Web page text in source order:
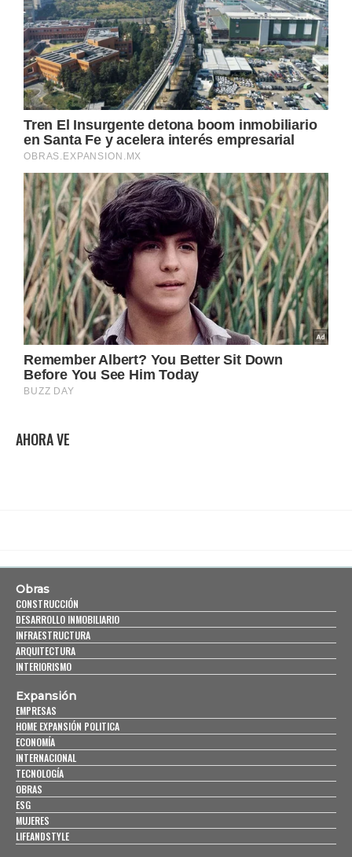
AHORA VE
Obras
CONSTRUCCIÓN
DESARROLLO INMOBILIARIO
INFRAESTRUCTURA
ARQUITECTURA
INTERIORISMO
Expansión
EMPRESAS
HOME EXPANSIÓN POLITICA
ECONOMÍA
INTERNACIONAL
TECNOLOGÍA
OBRAS
ESG
MUJERES
LIFEANDSTYLE